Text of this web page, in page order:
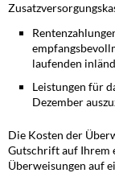
laufenden
Leistungen für
Dezember
Die Kosten der
Gutschrift auf Ihrem
Überweisungen auf